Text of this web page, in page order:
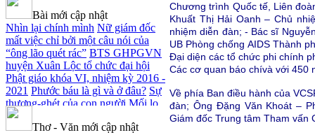
Bài mới cập nhật
Nhìn lại chính mình Nữ giám đốc
mất việc chỉ bởi một câu nói của
“ông lão quét rác” BTS GHPGVN
huyện Xuân Lộc tổ chức đại hội
Phật giáo khóa VI, nhiệm kỳ 2016 -
2021 Phước báu là gì và ở đâu? Sự
thương-ghét của con người Mối lo
của con người
nhân & giải pháp Nỗi lòng của các
Thơ - Văn mới cập nhật
Chương trình Quốc tế, Liên
Khuất Thị Hải Oanh – Chủ
nhiệm diễn đàn; - Bác sĩ
UB Phòng chống AIDS Thành
Đại diện các tổ chức phi chính
Các cơ quan báo chívà với 450
Về phía Ban điều hành của
đàn; Ông Đặng Văn Khoát –
Giám đốc Trung tâm Tham vấn